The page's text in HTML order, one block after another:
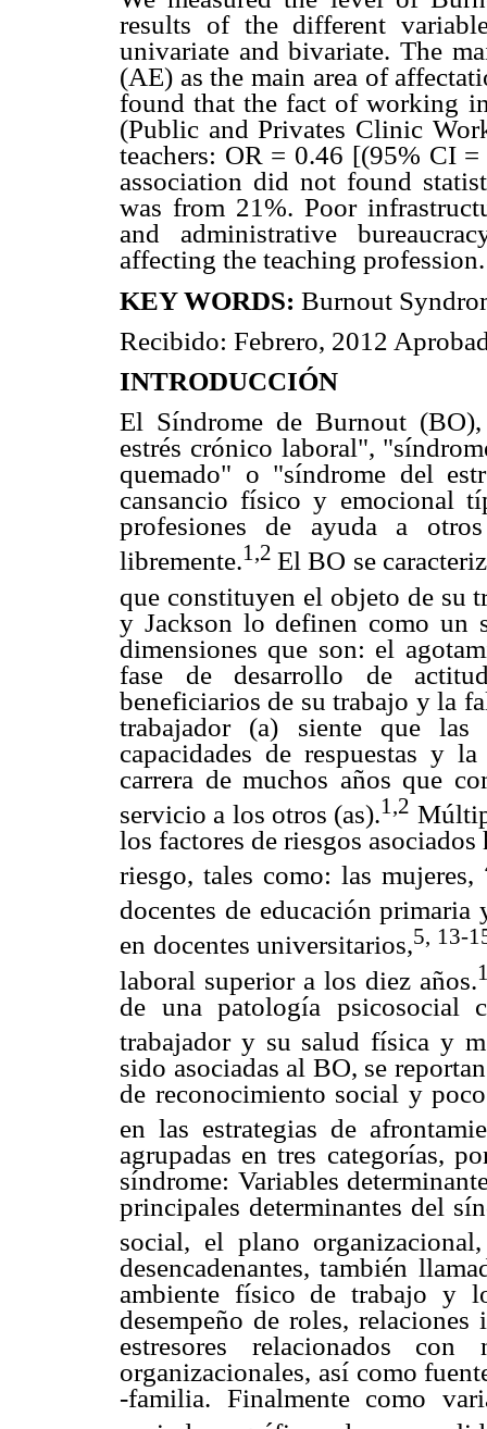
results of the different
univariate and bivariate. The
(AE) as the main area of
found that the fact of working
(Public and Privates Clinic
teachers: OR = 0.46 [(95% CI
association did not found
was from 21%. Poor
and administrative
affecting the teaching profession.
KEY WORDS: Burnout
Recibido: Febrero, 2012
INTRODUCCIÓN
El Síndrome de Burnout
estrés crónico laboral",
quemado" o "síndrome del
cansancio físico y emocional
profesiones de ayuda a
libremente.1,2El BO se
que constituyen el objeto de su
y Jackson lo definen como un
dimensiones que son: el
fase de desarrollo de
beneficiarios de su trabajo y la
trabajador (a) siente que las
capacidades de respuestas y
carrera de muchos años que
servicio a los otros (as).1,2
los factores de riesgos
riesgo, tales como: las mujeres,
docentes de educación primaria
en docentes universitarios,5, 13-
laboral superior a los diez años.
de una patología psicosocial
trabajador y su salud física y
sido asociadas al BO, se
de reconocimiento social y
en las estrategias de
agrupadas en tres categorías,
síndrome: Variables
principales determinantes del
social, el plano
desencadenantes, también
ambiente físico de trabajo y
desempeño de roles,
estresores relacionados
organizacionales, así como
-familia. Finalmente como